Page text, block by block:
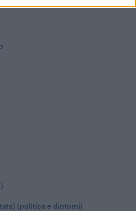
(politica e dintorni)